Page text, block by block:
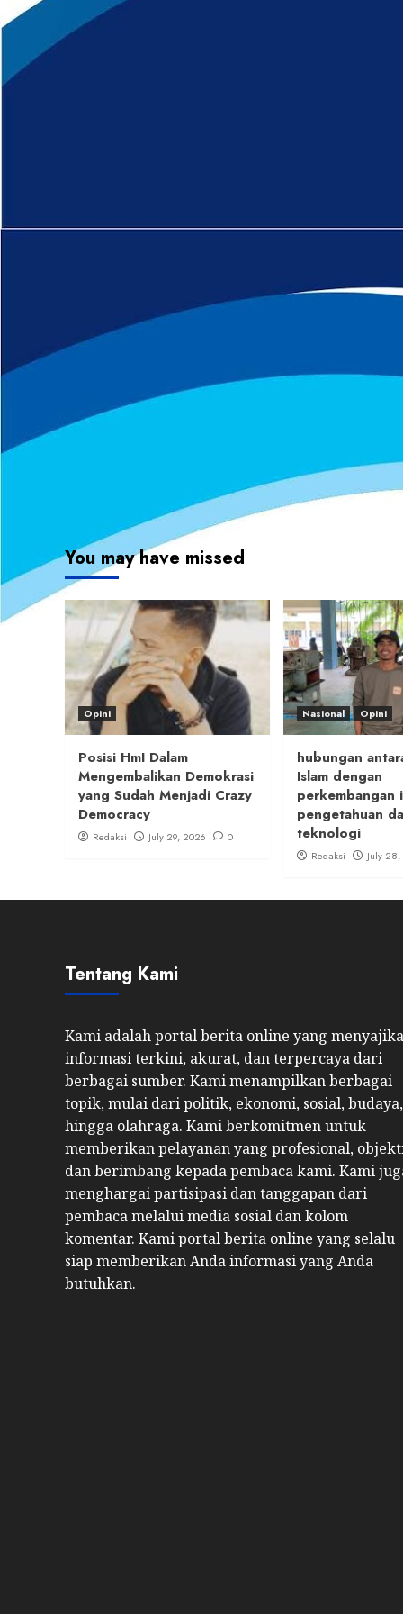
You may have missed
Opini
Posisi HmI Dalam
Mengembalikan Demokrasi
yang Sudah Menjadi Crazy
Democracy
Redaksi July 29, 2026 0
Nasional Opini
hubungan
Islam dengan
perkembangan
pengetahuan
teknologi
Redaksi July
Tentang Kami
Kami adalah portal berita online yang
informasi terkini, akurat, dan terpercaya dari
berbagai sumber. Kami menampilkan berbagai
topik, mulai dari politik, ekonomi, sosial, budaya,
hingga olahraga. Kami berkomitmen untuk
memberikan pelayanan yang profesional,
dan berimbang kepada pembaca kami. Kami
menghargai partisipasi dan tanggapan dari
pembaca melalui media sosial dan kolom
komentar. Kami portal berita online yang selalu
siap memberikan Anda informasi yang Anda
butuhkan.